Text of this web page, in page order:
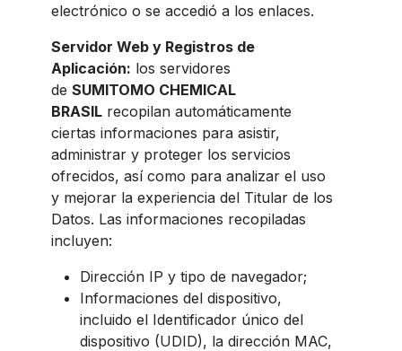
electrónico o se accedió a los enlaces.
Servidor Web y Registros de
Aplicación: los servidores
de SUMITOMO CHEMICAL
BRASILrecopilan automáticamente
ciertas informaciones para asistir,
administrar y proteger los servicios
ofrecidos, así como para analizar el uso
y mejorar la experiencia del Titular de los
Datos. Las informaciones recopiladas
incluyen:
Dirección IP y tipo de navegador;
Informaciones del dispositivo,
incluido el Identificador único del
dispositivo (UDID), la dirección MAC,